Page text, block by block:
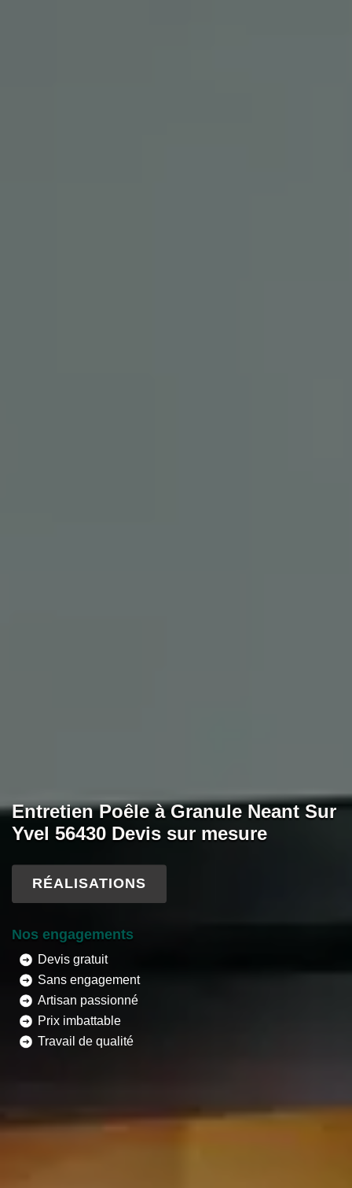
Entretien Poêle à Granule Neant Sur
Yvel 56430 Devis sur mesure
RÉALISATIONS
Nos engagements
Devis gratuit
Sans engagement
Artisan passionné
Prix imbattable
Travail de qualité